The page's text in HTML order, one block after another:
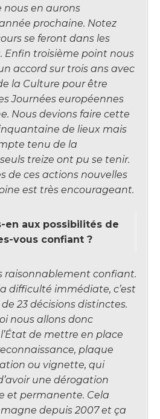
nous en aurons
prochaine. Notez
se feront dans les
Enfin troisième point nous
accord sur trois ans avec
la Culture pour être
Journées européennes
Nous devions faire cette
de lieux mais
tenu de la
treize ont pu se tenir.
de ces actions nouvelles
est très encourageant.
en aux possibilités de
vous confiant ?
raisonnablement confiant.
difficulté immédiate, c’est
de 23 décisions distinctes.
nous allons donc
de mettre en place
plaque
ou vignette, qui
une dérogation
et permanente. Cela
depuis 2007 et ça